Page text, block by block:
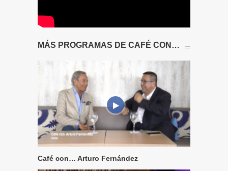
MÁS PROGRAMAS DE CAFÉ CON…
Café con… Arturo Fernández